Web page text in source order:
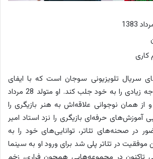
کاری
سریال تلویزیونی سوجان است که با ایفای
نقش بانو توانست توجه زیادی را به خود جلب کند. او متولد 28 مرداد
و از همان نوجوانی علاقه‌اش به هنر بازیگری را
آموزش‌های حرفه‌ای بازیگری را نزد استاد امیر
در صحنه‌های تئاتر، توانایی‌های خود را به
در تئاتر پلی شد برای ورود او به سینما